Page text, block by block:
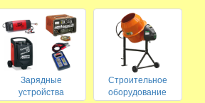
Зарядные
устройства
Строительное
оборудование